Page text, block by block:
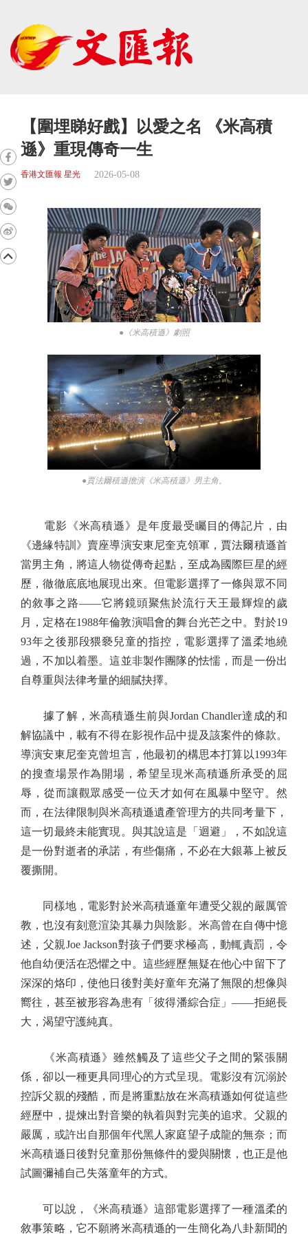
【圍埋睇好戲】以愛之名 《米高積
遜》重現傳奇一生
香港文匯報 星光 2026-05-08
●《米高積遜》劇照
●賈法爾積遜擔演《米高積遜》男主角。
電影《米高積遜》是年度最受矚目的傳記片，由
《邊緣特訓》賣座導演安東尼奎克領軍，賈法爾積遜首
當男主角，將這人物從傳奇起點，至成為國際巨星的經
歷，徹徹底底地展現出來。但電影選擇了一條與眾不同
的敘事之路——它將鏡頭聚焦於流行天王最輝煌的歲
月，定格在1988年倫敦演唱會的舞台光芒之中。對於19
93年之後那段猥褻兒童的指控，電影選擇了溫柔地繞
過，不加以着墨。這並非製作團隊的怯懦，而是一份出
自尊重與法律考量的細膩抉擇。
據了解，米高積遜生前與Jordan Chandler達成的和
解協議中，載有不得在影視作品中提及該案件的條款。
導演安東尼奎克曾坦言，他最初的構思本打算以1993年
的搜查場景作為開場，希望呈現米高積遜所承受的屈
辱，從而讓觀眾感受一位天才如何在風暴中堅守。然
而，在法律限制與米高積遜遺產管理方的共同考量下，
這一切最終未能實現。與其說這是「迴避」，不如說這
是一份對逝者的承諾，有些傷痛，不必在大銀幕上被反
覆撕開。
同樣地，電影對於米高積遜童年遭受父親的嚴厲管
教，也沒有刻意渲染其暴力與陰影。米高曾在自傳中憶
述，父親Joe Jackson對孩子們要求極高，動輒責罰，令
他自幼便活在恐懼之中。這些經歷無疑在他心中留下了
深深的烙印，使他日後對美好童年充滿了無限的想像與
嚮往，甚至被形容為患有「彼得潘綜合症」——拒絕長
大，渴望守護純真。
《米高積遜》雖然觸及了這些父子之間的緊張關
係，卻以一種更具同理心的方式呈現。電影沒有沉溺於
控訴父親的殘酷，而是將重點放在米高積遜如何從這些
經歷中，提煉出對音樂的執着與對完美的追求。父親的
嚴厲，或許出自那個年代黑人家庭望子成龍的無奈；而
米高積遜日後對兒童那份無條件的愛與關懷，也正是他
試圖彌補自己失落童年的方式。
可以說，《米高積遜》這部電影選擇了一種溫柔的
敘事策略，它不願將米高積遜的一生簡化為八卦新聞的